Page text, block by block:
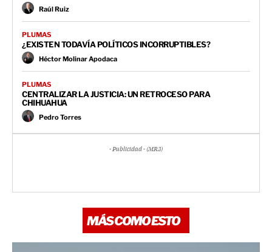
Raúl Ruiz
PLUMAS
¿EXISTEN TODAVÍA POLÍTICOS INCORRUPTIBLES?
Héctor Molinar Apodaca
PLUMAS
CENTRALIZAR LA JUSTICIA: UN RETROCESO PARA
CHIHUAHUA
Pedro Torres
- Publicidad - (MR3)
MÁS COMO ESTO